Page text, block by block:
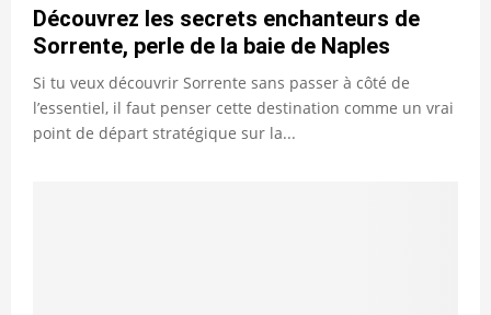
Découvrez les secrets enchanteurs de
Sorrente, perle de la baie de Naples
Si tu veux découvrir Sorrente sans passer à côté de
l’essentiel, il faut penser cette destination comme un vrai
point de départ stratégique sur la...